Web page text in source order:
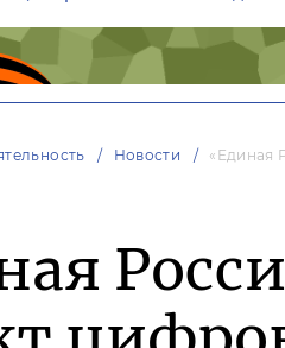
Новости «Единая